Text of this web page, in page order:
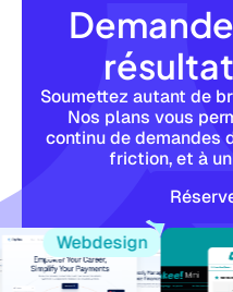
Soumettez autant de
Nos plans vous
continu de demandes
friction, et à
Webdesign